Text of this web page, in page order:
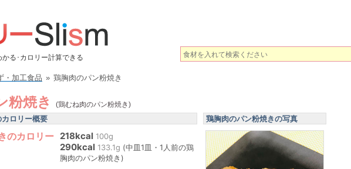
る･カロリー計算できる
・加工食品 » 鶏胸肉のパン粉焼き
粉焼き (鶏むね肉のパン粉焼き)
ロリー概要
のカロリー 218kcal 100g
290kcal 133.1g (中皿1皿・1人前の鶏
胸肉のパン粉焼き)
鶏胸肉のパン粉焼きの写真